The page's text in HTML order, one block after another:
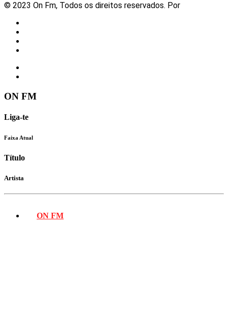
© 2023 On Fm, Todos os direitos reservados. Por
ON FM
Liga-te
Faixa Atual
Título
Artista
ON FM